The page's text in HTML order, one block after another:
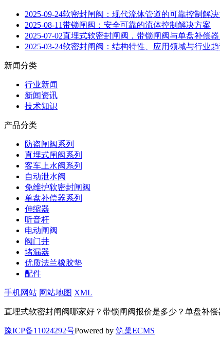
2025-09-24软密封闸阀：现代流体管道的可靠控制解
2025-08-11带锁闸阀：安全可靠的流体控制解决方案
2025-07-02直埋式软密封闸阀，带锁闸阀与单盘补偿
2025-03-24软密封闸阀：结构特性、应用领域与行业
新闻分类
行业新闻
新闻资讯
技术知识
产品分类
防盗闸阀系列
直埋式闸阀系列
客车上水阀系列
自动泄水阀
免维护软密封闸阀
单盘补偿器系列
伸缩器
听音杆
电动闸阀
阀门井
堵漏器
优质法兰橡胶垫
配件
手机网站 网站地图 XML
直埋式软密封闸阀哪家好？带锁闸阀报价是多少？单盘补
豫ICP备11024292号Powered by 筑巢ECMS